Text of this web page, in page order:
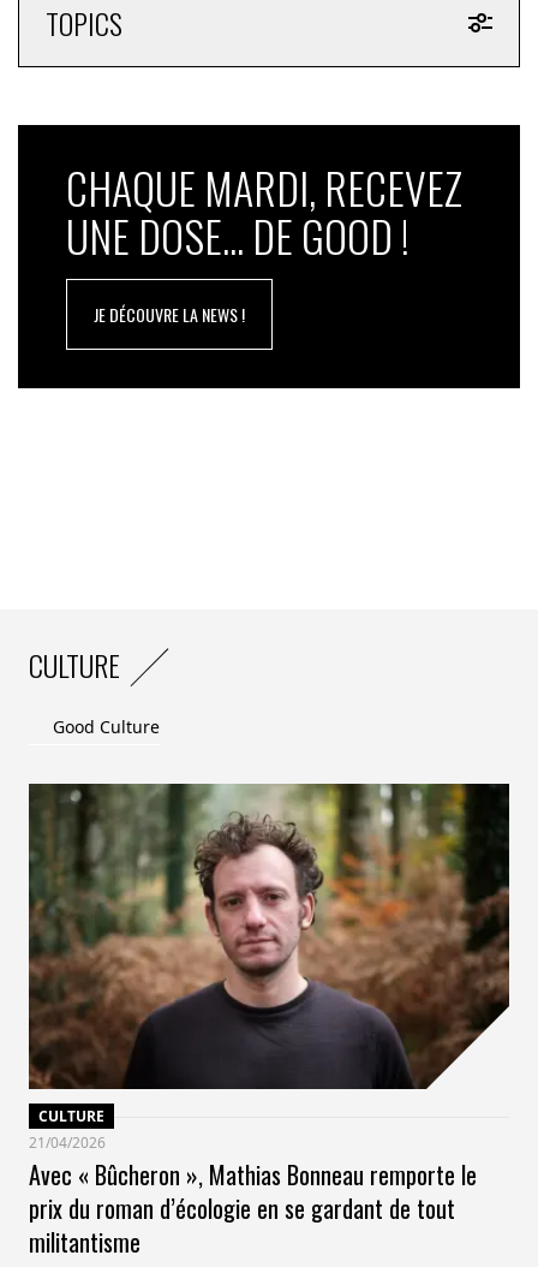
TOPICS
CHAQUE MARDI, RECEVEZ
UNE DOSE... DE GOOD !
JE DÉCOUVRE LA NEWS !
CULTURE
Good Culture
CULTURE
21/04/2026
Avec « Bûcheron », Mathias Bonneau remporte le
prix du roman d’écologie en se gardant de tout
militantisme